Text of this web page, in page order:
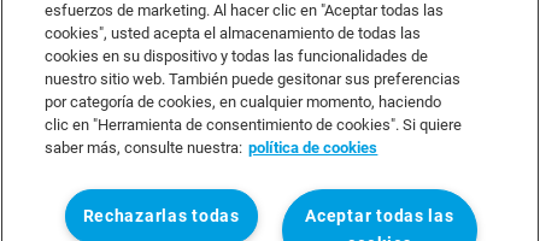
Solvay's Privacy & Cookie Policy
Disclaimer
Terms and Conditions and Legal Notice
Sitemap
Linkedin
Twitter
wechat
Instagram
Facebook
Youtube
esfuerzos de marketing. Al hacer clic en "Aceptar todas las
cookies", usted acepta el almacenamiento de todas las
cookies en su dispositivo y todas las funcionalidades de
nuestro sitio web. También puede gesitonar sus preferencias
por categoría de cookies, en cualquier momento, haciendo
clic en "Herramienta de consentimiento de cookies". Si quiere
saber más, consulte nuestra: política de cookies
Aceptar todas las
Rechazarlas todas